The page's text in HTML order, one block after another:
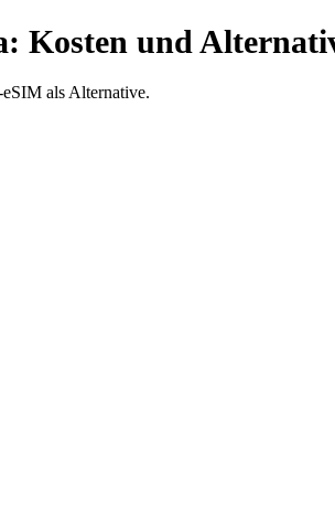
Kosten und
als Alternative.